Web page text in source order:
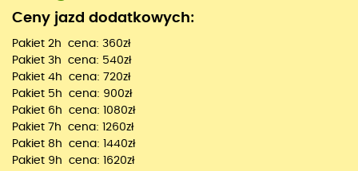
Ceny jazd dodatkowych:
Pakiet 2h cena: 360zł
Pakiet 3h cena: 540zł
Pakiet 4h cena: 720zł
Pakiet 5h cena: 900zł
Pakiet 6h cena: 1080zł
Pakiet 7h cena: 1260zł
Pakiet 8h cena: 1440zł
Pakiet 9h cena: 1620zł